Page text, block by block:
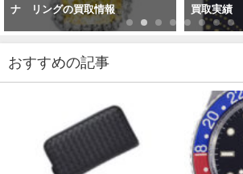
ナ リングの買取情報
買取実績
おすすめの記事